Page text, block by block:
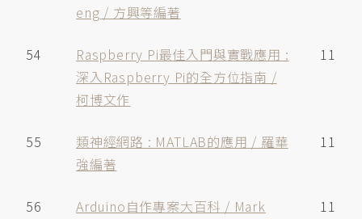
eng / 方興等編著
54
Raspberry Pi最佳入門與實戰應用 :
深入Raspberry Pi的全方位指南 /
柯博文作
11
55
類神經網路 : MATLAB的應用 / 羅華
強編著
11
56 Arduino自作專案大百科 / Mark 11